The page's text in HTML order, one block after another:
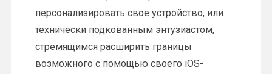
персонализировать свое устройство, или
технически подкованным энтузиастом,
стремящимся расширить границы
возможного с помощью своего iOS-